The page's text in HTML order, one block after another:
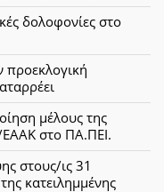
δολοφονίες στο
προεκλογική
μέλους της
στο ΠΑ.ΠΕΙ.
στους/ις 31
κατειλημμένης